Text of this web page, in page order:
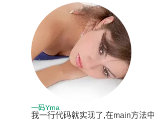
一码Yma
我一行代码就实现了,在main方法